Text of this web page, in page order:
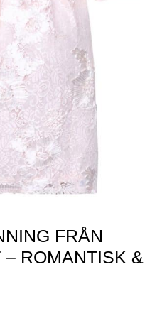
FRÅN
ROMANTISK &